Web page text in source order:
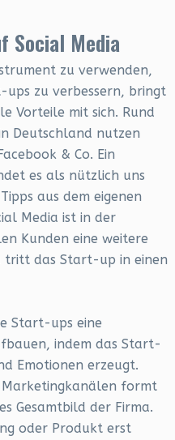
Social Media
zu verwenden,
ups zu verbessern, bringt
Vorteile mit sich. Rund
Deutschland nutzen
& Co. Ein
es als nützlich uns
aus dem eigenen
Media ist in der
Kunden eine weitere
tritt das Start-up in einen
Start-ups eine
indem das Start-
Emotionen erzeugt.
Marketingkanälen formt
Gesamtbild der Firma.
oder Produkt erst